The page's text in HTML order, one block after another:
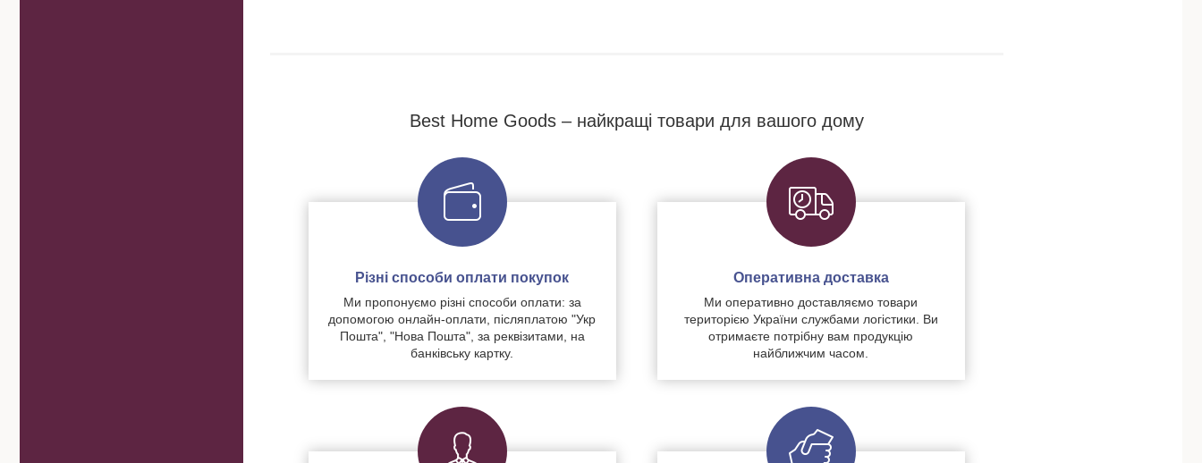
Best Home Goods – найкращі товари для вашого дому
Різні способи оплати покупок
Ми пропонуємо різні способи оплати: за
допомогою онлайн-оплати, післяплатою "Укр
Пошта", "Нова Пошта", за реквізитами, на
банківську картку.
Оперативна доставка
Ми оперативно доставляємо товари
територією України службами логістики. Ви
отримаєте потрібну вам продукцію
найближчим часом.